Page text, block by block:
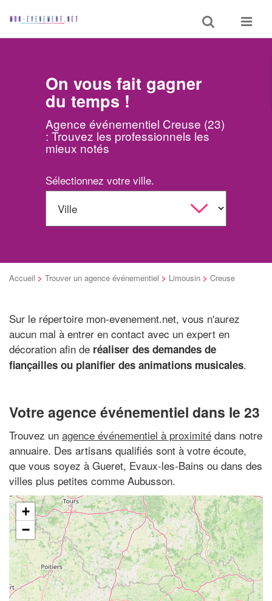
Toggle
search
Toggle
On vous fait gagner
du temps !
Agence événementiel Creuse (23)
: Trouvez les professionnels les
mieux notés
Sélectionnez votre ville.
Accueil > Trouver un agence événementiel > Limousin > Creuse
Sur le répertoire mon-evenement.net, vous n'aurez
aucun mal à entrer en contact avec un expert en
décoration afin de réaliser des demandes de
fiançailles ou planifier des animations musicales.
Votre agence événementiel dans le 23
Trouvez un agence événementiel à proximité dans notre
annuaire. Des artisans qualifiés sont à votre écoute,
que vous soyez à Gueret, Evaux-les-Bains ou dans des
villes plus petites comme Aubusson.
+
−